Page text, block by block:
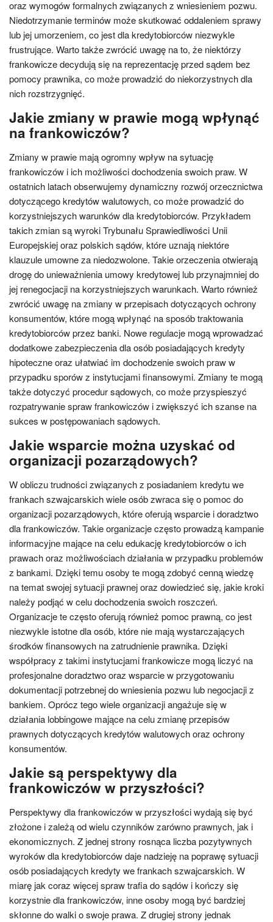
oraz wymogów formalnych związanych z wniesieniem pozwu.
Niedotrzymanie terminów może skutkować oddaleniem sprawy
lub jej umorzeniem, co jest dla kredytobiorców niezwykle
frustrujące. Warto także zwrócić uwagę na to, że niektórzy
frankowicze decydują się na reprezentację przed sądem bez
pomocy prawnika, co może prowadzić do niekorzystnych dla
nich rozstrzygnięć.
Jakie zmiany w prawie mogą wpłynąć
na frankowiczów?
Zmiany w prawie mają ogromny wpływ na sytuację
frankowiczów i ich możliwości dochodzenia swoich praw. W
ostatnich latach obserwujemy dynamiczny rozwój orzecznictwa
dotyczącego kredytów walutowych, co może prowadzić do
korzystniejszych warunków dla kredytobiorców. Przykładem
takich zmian są wyroki Trybunału Sprawiedliwości Unii
Europejskiej oraz polskich sądów, które uznają niektóre
klauzule umowne za niedozwolone. Takie orzeczenia otwierają
drogę do unieważnienia umowy kredytowej lub przynajmniej do
jej renegocjacji na korzystniejszych warunkach. Warto również
zwrócić uwagę na zmiany w przepisach dotyczących ochrony
konsumentów, które mogą wpłynąć na sposób traktowania
kredytobiorców przez banki. Nowe regulacje mogą wprowadzać
dodatkowe zabezpieczenia dla osób posiadających kredyty
hipoteczne oraz ułatwiać im dochodzenie swoich praw w
przypadku sporów z instytucjami finansowymi. Zmiany te mogą
także dotyczyć procedur sądowych, co może przyspieszyć
rozpatrywanie spraw frankowiczów i zwiększyć ich szanse na
sukces w postępowaniach sądowych.
Jakie wsparcie można uzyskać od
organizacji pozarządowych?
W obliczu trudności związanych z posiadaniem kredytu we
frankach szwajcarskich wiele osób zwraca się o pomoc do
organizacji pozarządowych, które oferują wsparcie i doradztwo
dla frankowiczów. Takie organizacje często prowadzą kampanie
informacyjne mające na celu edukację kredytobiorców o ich
prawach oraz możliwościach działania w przypadku problemów
z bankami. Dzięki temu osoby te mogą zdobyć cenną wiedzę
na temat swojej sytuacji prawnej oraz dowiedzieć się, jakie kroki
należy podjąć w celu dochodzenia swoich roszczeń.
Organizacje te często oferują również pomoc prawną, co jest
niezwykle istotne dla osób, które nie mają wystarczających
środków finansowych na zatrudnienie prawnika. Dzięki
współpracy z takimi instytucjami frankowicze mogą liczyć na
profesjonalne doradztwo oraz wsparcie w przygotowaniu
dokumentacji potrzebnej do wniesienia pozwu lub negocjacji z
bankiem. Oprócz tego wiele organizacji angażuje się w
działania lobbingowe mające na celu zmianę przepisów
prawnych dotyczących kredytów walutowych oraz ochrony
konsumentów.
Jakie są perspektywy dla
frankowiczów w przyszłości?
Perspektywy dla frankowiczów w przyszłości wydają się być
złożone i zależą od wielu czynników zarówno prawnych, jak i
ekonomicznych. Z jednej strony rosnąca liczba pozytywnych
wyroków dla kredytobiorców daje nadzieję na poprawę sytuacji
osób posiadających kredyty we frankach szwajcarskich. W
miarę jak coraz więcej spraw trafia do sądów i kończy się
korzystnie dla frankowiczów, inne osoby mogą być bardziej
skłonne do walki o swoje prawa. Z drugiej strony jednak